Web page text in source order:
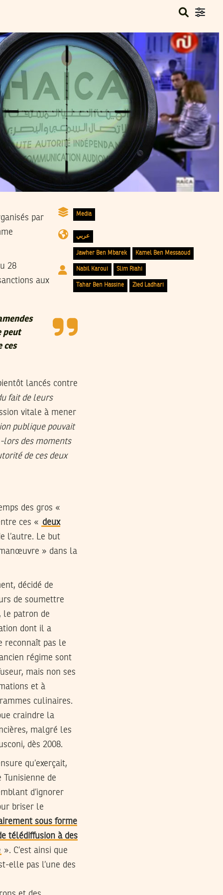
Media
عربي
Jawher Ben Mbarek Kamel Ben Messaoud
Nabil Karoui Slim Riahi
Tahar Ben Hassine Zied Ladhari
par
28
aux
peut
ces
lancés contre
fait de leurs
vitale à mener
publique pouvait
lors des moments
de ces deux
des gros «
ces « deux
l’autre. Le but
» dans la
décidé de
de soumettre
le patron de
dont il a
reconnaît pas le
régime sont
mais non ses
et à
culinaires.
craindre la
malgré les
dès 2008.
qu’exerçait,
de
d’ignorer
briser le
sous forme
télédiffusion à des
». C’est ainsi que
elle pas l’une des